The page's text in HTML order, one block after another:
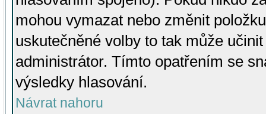
mohou vymazat nebo změnit
uskutečněné volby to tak může
administrátor. Tímto opatřením se
výsledky hlasování.
Návrat nahoru